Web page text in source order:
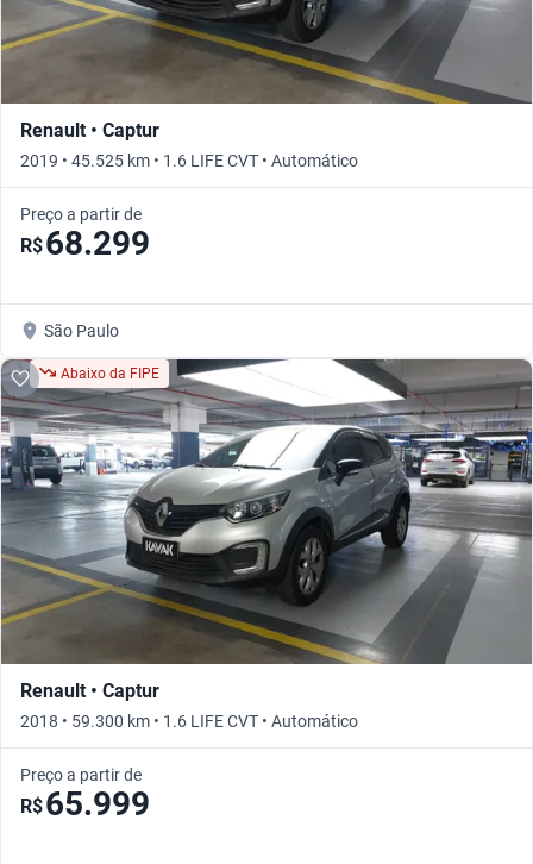
Renault • Captur
2019 • 45.525 km • 1.6 LIFE CVT • Automático
Preço a partir de
R$68.299
São Paulo
Abaixo da FIPE
Renault • Captur
2018 • 59.300 km • 1.6 LIFE CVT • Automático
Preço a partir de
R$65.999